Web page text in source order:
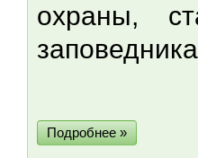
охраны,
Подробнее »